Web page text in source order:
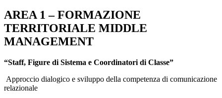
AREA 1 – FORMAZIONE
TERRITORIALE MIDDLE
MANAGEMENT
“Staff, Figure di Sistema e Coordinatori di Classe”
Approccio dialogico e sviluppo della competenza di comunicazione
relazionale